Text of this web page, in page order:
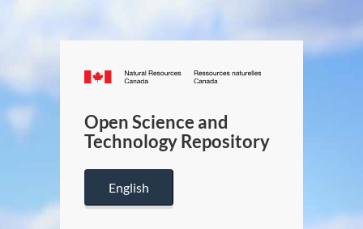
Canada.ca
/
Canada
Open Science and
Technology Repository
English